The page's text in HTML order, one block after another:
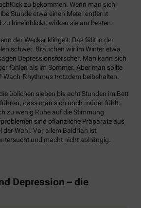
zu bekommen. Wenn man sich
Stunde etwa einen Meter entfernt
hineinblickt, wirken sie am besten.
der Wecker klingelt: Das fällt in der
schwer. Brauchen wir im Winter etwa
Depressionsforscher. Man kann sich
fühlen als im Sommer. Aber man sollte
Rhythmus trotzdem beibehalten.
üblichen sieben bis acht Stunden im Bett
dass man sich noch müder fühlt.
zu wenig Ruhe auf die Stimmung
sind pflanzliche Präparate aus
der Wahl. Vor allem Baldrian ist
und macht nicht abhängig.
Depression – die